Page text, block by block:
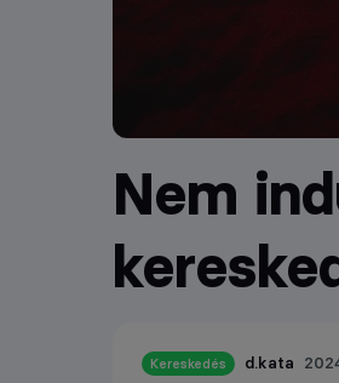
Nem
Kereskedés d.kata